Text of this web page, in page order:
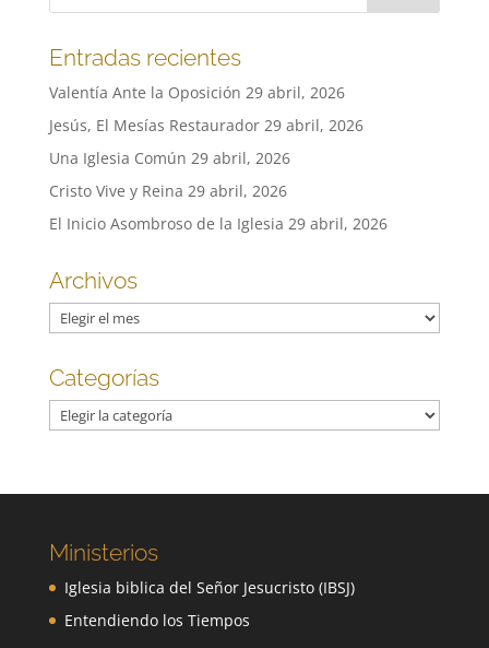
Entradas recientes
Valentía Ante la Oposición 29 abril, 2026
Jesús, El Mesías Restaurador 29 abril, 2026
Una Iglesia Común 29 abril, 2026
Cristo Vive y Reina 29 abril, 2026
El Inicio Asombroso de la Iglesia 29 abril, 2026
Archivos
Archivos
Categorías
Categorías
Ministerios
Iglesia biblica del Señor Jesucristo (IBSJ)
Entendiendo los Tiempos